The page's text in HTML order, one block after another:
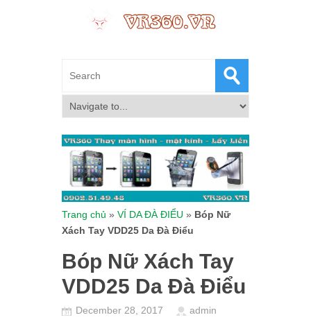
Trang chủ » VÍ DA ĐÀ ĐIỂU » Bóp Nữ
Xách Tay VDD25 Da Đà Điểu
Bóp Nữ Xách Tay
VDD25 Da Đà Điểu
December 28, 2017 admin